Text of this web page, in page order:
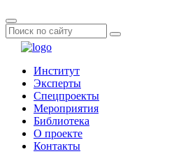
Институт
Эксперты
Спецпроекты
Мероприятия
Библиотека
О проекте
Контакты